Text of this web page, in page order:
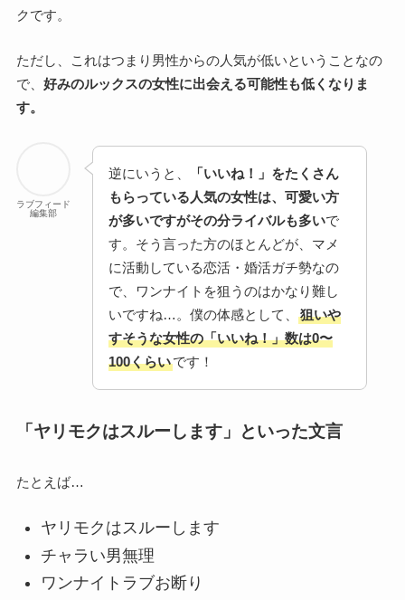
クです。
ただし、これはつまり男性からの人気が低いということなの
で、 好みのルックスの女性に出会える可能性も低くなりま
す。
ラブフィード
編集部
逆にいうと、
「いいね！」をたくさん
もらっている人気の女性は、可愛い方
が多いですがその分ライバルも多いで
す。そう言った方のほとんどが、マメ
に活動している恋活・婚活ガチ勢なの
で、ワンナイトを狙うのはかなり難し
いですね…。僕の体感として、
狙いや
すそうな女性の「いいね！」数は0〜
100くらいです！
「ヤリモクはスルーします」といった文言
たとえば…
ヤリモクはスルーします
チャラい男無理
ワンナイトラブお断り